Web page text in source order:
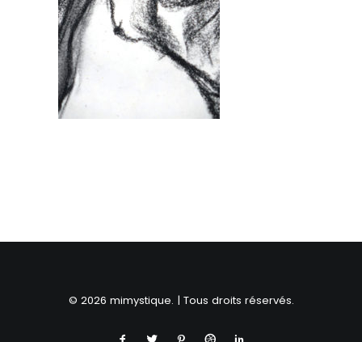
RECHERCHE
© 2026 mimystique. | Tous droits réservés.